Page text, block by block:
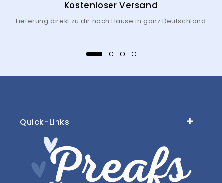
Kostenloser Versand
Lieferung direkt zu dir nach Hause in ganz Deutschland
Quick-Links